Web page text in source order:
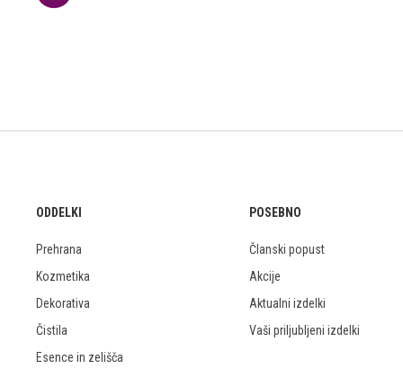
ODDELKI
Prehrana
Kozmetika
Dekorativa
Čistila
Esence in zelišča
POSEBNO
Članski popust
Akcije
Aktualni izdelki
Vaši priljubljeni izdelki